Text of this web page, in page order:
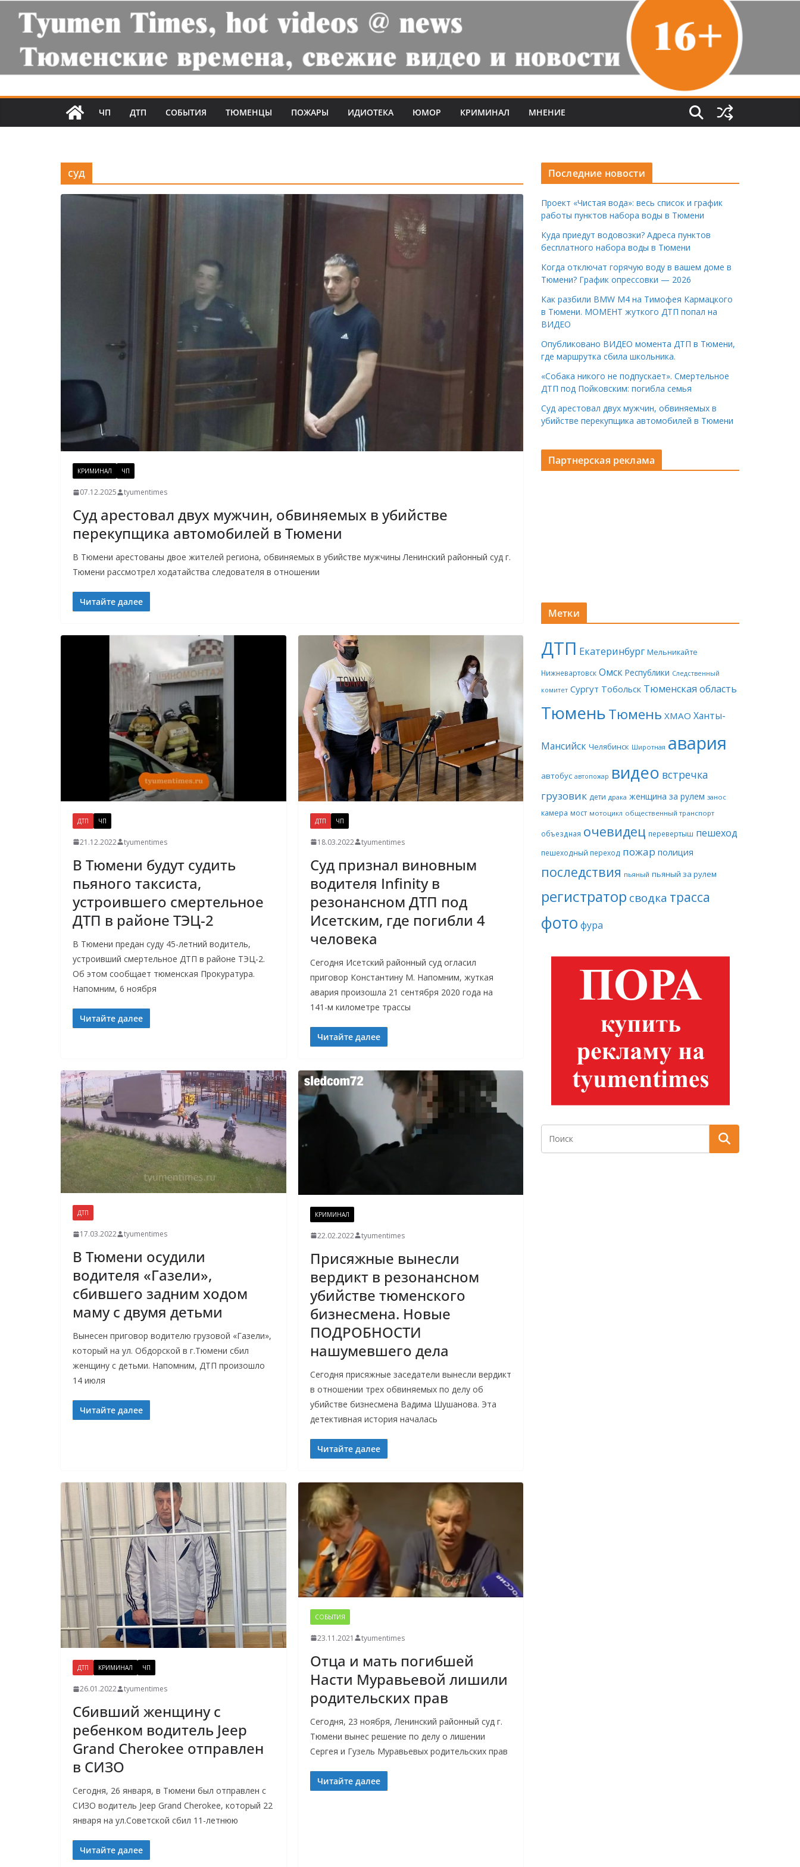
ЧП ДТП СОБЫТИЯ ТЮМЕНЦЫ ПОЖАРЫ ИДИОТЕКА ЮМОР КРИМИНАЛ МНЕНИЕ
суд
КРИМИНАЛ ЧП
07.12.2025 tyumentimes
Суд арестовал двух мужчин, обвиняемых в убийстве
перекупщика автомобилей в Тюмени
В Тюмени арестованы двое жителей региона, обвиняемых в убийстве мужчины Ленинский районный суд г.
Тюмени рассмотрел ходатайства следователя в отношении
Читайте далее
ДТП ЧП
21.12.2022 tyumentimes
В Тюмени будут судить
пьяного таксиста,
устроившего смертельное
ДТП в районе ТЭЦ-2
В Тюмени предан суду 45-летний водитель,
устроивший смертельное ДТП в районе ТЭЦ-2.
Об этом сообщает тюменская Прокуратура.
Напомним, 6 ноября
Читайте далее
ДТП ЧП
18.03.2022 tyumentimes
Суд признал виновным
водителя Infinity в
резонансном ДТП под
Исетским, где погибли 4
человека
Сегодня Исетский районный суд огласил
приговор Константину М. Напомним, жуткая
авария произошла 21 сентября 2020 года на
141-м километре трассы
Читайте далее
ДТП
17.03.2022 tyumentimes
В Тюмени осудили
водителя «Газели»,
сбившего задним ходом
маму с двумя детьми
Вынесен приговор водителю грузовой «Газели»,
который на ул. Обдорской в г.Тюмени сбил
женщину с детьми. Напомним, ДТП произошло
14 июля
Читайте далее
КРИМИНАЛ
22.02.2022 tyumentimes
Присяжные вынесли
вердикт в резонансном
убийстве тюменского
бизнесмена. Новые
ПОДРОБНОСТИ
нашумевшего дела
Сегодня присяжные заседатели вынесли вердикт
в отношении трех обвиняемых по делу об
убийстве бизнесмена Вадима Шушанова. Эта
детективная история началась
Читайте далее
ДТП КРИМИНАЛ ЧП
26.01.2022 tyumentimes
Сбивший женщину с
ребенком водитель Jeep
Grand Cherokee отправлен
в СИЗО
Сегодня, 26 января, в Тюмени был отправлен с
СИЗО водитель Jeep Grand Cherokee, который 22
января на ул.Советской сбил 11-летнюю
Читайте далее
СОБЫТИЯ
23.11.2021 tyumentimes
Отца и мать погибшей
Насти Муравьевой лишили
родительских прав
Сегодня, 23 ноября, Ленинский районный суд г.
Тюмени вынес решение по делу о лишении
Сергея и Гузель Муравьевых родительских прав
Читайте далее
Последние новости
Проект «Чистая вода»: весь список и график
работы пунктов набора воды в Тюмени
Куда приедут водовозки? Адреса пунктов
бесплатного набора воды в Тюмени
Когда отключат горячую воду в вашем доме в
Тюмени? График опрессовки — 2026
Как разбили BMW M4 на Тимофея Кармацкого
в Тюмени. МОМЕНТ жуткого ДТП попал на
ВИДЕО
Опубликовано ВИДЕО момента ДТП в Тюмени,
где маршрутка сбила школьника.
«Собака никого не подпускает». Смертельное
ДТП под Пойковским: погибла семья
Суд арестовал двух мужчин, обвиняемых в
убийстве перекупщика автомобилей в Тюмени
Партнерская реклама
Метки
ДТП Екатеринбург Мельникайте
Нижневартовск Омск Республики Следственный
комитет Сургут Тобольск Тюменская область
ТюменьТюмень ХМАО Ханты-
Мансийск Челябинск Широтная авария
автобус автопожар видео встречка
грузовик дети драка женщина за рулем занос
камера мост мотоцикл общественный транспорт
объездная очевидец перевертыш пешеход
пешеходный переход пожар полиция
последствия пьяный пьяный за рулем
регистратор сводка трасса
фото фура